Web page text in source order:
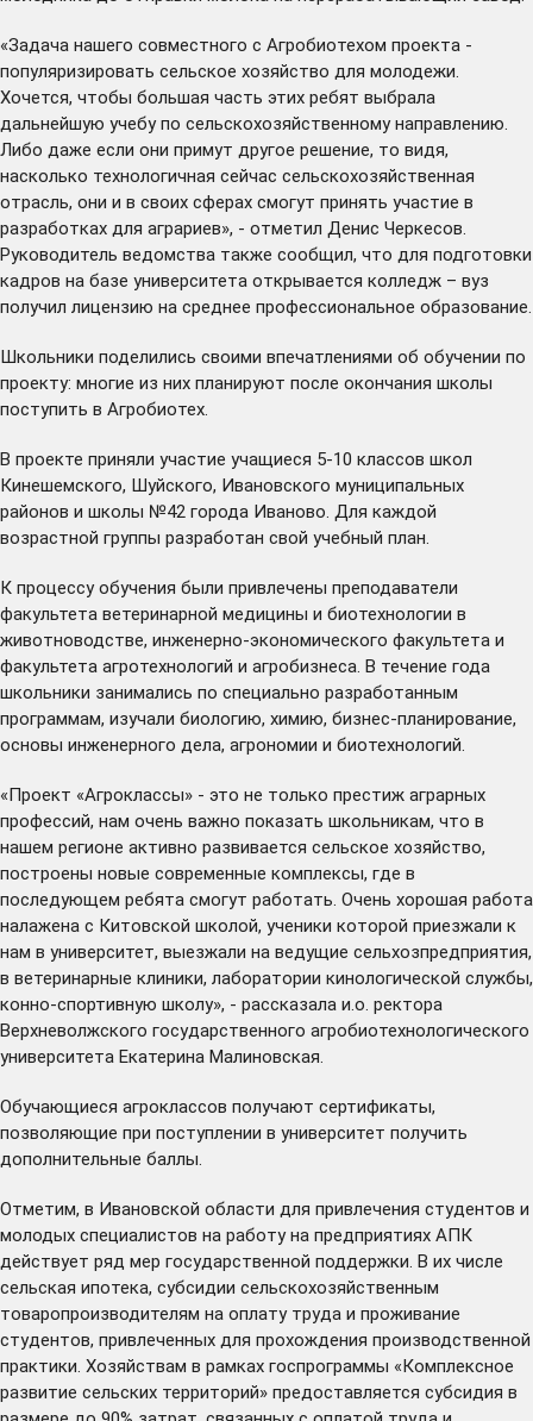
«Задача нашего совместного с Агробиотехом проекта -
популяризировать сельское хозяйство для молодежи.
Хочется, чтобы большая часть этих ребят выбрала
дальнейшую учебу по сельскохозяйственному направлению.
Либо даже если они примут другое решение, то видя,
насколько технологичная сейчас сельскохозяйственная
отрасль, они и в своих сферах смогут принять участие в
разработках для аграриев», - отметил Денис Черкесов.
Руководитель ведомства также сообщил, что для подготовки
кадров на базе университета открывается колледж – вуз
получил лицензию на среднее профессиональное образование.
Школьники поделились своими впечатлениями об обучении по
проекту: многие из них планируют после окончания школы
поступить в Агробиотех.
В проекте приняли участие учащиеся 5-10 классов школ
Кинешемского, Шуйского, Ивановского муниципальных
районов и школы №42 города Иваново. Для каждой
возрастной группы разработан свой учебный план.
К процессу обучения были привлечены преподаватели
факультета ветеринарной медицины и биотехнологии в
животноводстве, инженерно-экономического факультета и
факультета агротехнологий и агробизнеса. В течение года
школьники занимались по специально разработанным
программам, изучали биологию, химию, бизнес-планирование,
основы инженерного дела, агрономии и биотехнологий.
«Проект «Агроклассы» - это не только престиж аграрных
профессий, нам очень важно показать школьникам, что в
нашем регионе активно развивается сельское хозяйство,
построены новые современные комплексы, где в
последующем ребята смогут работать. Очень хорошая работа
налажена с Китовской школой, ученики которой приезжали к
нам в университет, выезжали на ведущие сельхозпредприятия,
в ветеринарные клиники, лаборатории кинологической службы,
конно-спортивную школу», - рассказала и.о. ректора
Верхневолжского государственного агробиотехнологического
университета Екатерина Малиновская.
Обучающиеся агроклассов получают сертификаты,
позволяющие при поступлении в университет получить
дополнительные баллы.
Отметим, в Ивановской области для привлечения студентов и
молодых специалистов на работу на предприятиях АПК
действует ряд мер государственной поддержки. В их числе
сельская ипотека, субсидии сельскохозяйственным
товаропроизводителям на оплату труда и проживание
студентов, привлеченных для прохождения производственной
практики. Хозяйствам в рамках госпрограммы «Комплексное
развитие сельских территорий» предоставляется субсидия в